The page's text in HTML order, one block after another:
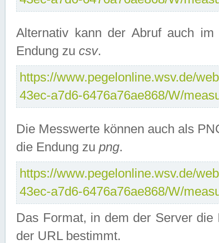
Alternativ kann der Abruf auch
Endung zu csv.
https://www.pegelonline.wsv.de/
43ec-a7d6-6476a76ae868/W/
Die Messwerte können auch als
die Endung zu png.
https://www.pegelonline.wsv.de/
43ec-a7d6-6476a76ae868/W/
Das Format, in dem der Server
der URL bestimmt.